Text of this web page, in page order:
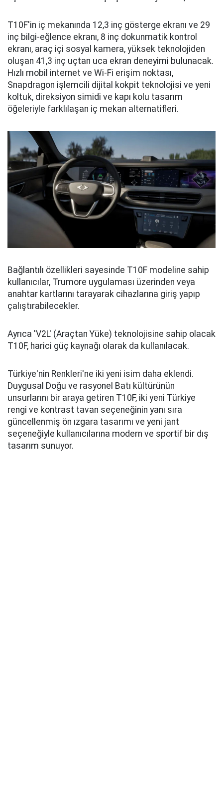
T10F'in iç mekanında 12,3 inç gösterge ekranı ve 29
inç bilgi-eğlence ekranı, 8 inç dokunmatik kontrol
ekranı, araç içi sosyal kamera, yüksek teknolojiden
oluşan 41,3 inç uçtan uca ekran deneyimi bulunacak.
Hızlı mobil internet ve Wi-Fi erişim noktası,
Snapdragon işlemcili dijital kokpit teknolojisi ve yeni
koltuk, direksiyon simidi ve kapı kolu tasarım
öğeleriyle farklılaşan iç mekan alternatifleri.
Bağlantılı özellikleri sayesinde T10F modeline sahip
kullanıcılar, Trumore uygulaması üzerinden veya
anahtar kartlarını tarayarak cihazlarına giriş yapıp
çalıştırabilecekler.
Ayrıca 'V2L' (Araçtan Yüke) teknolojisine sahip olacak
T10F, harici güç kaynağı olarak da kullanılacak.
Türkiye'nin Renkleri'ne iki yeni isim daha eklendi.
Duygusal Doğu ve rasyonel Batı kültürünün
unsurlarını bir araya getiren T10F, iki yeni Türkiye
rengi ve kontrast tavan seçeneğinin yanı sıra
güncellenmiş ön ızgara tasarımı ve yeni jant
seçeneğiyle kullanıcılarına modern ve sportif bir dış
tasarım sunuyor.